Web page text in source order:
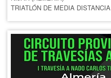
TRIATLÓN DE MEDIA DISTANCIA